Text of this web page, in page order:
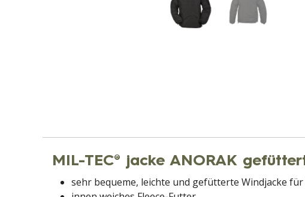
MIL-TEC® jacke ANORAK
sehr bequeme, leichte und gefütterte Windjacke